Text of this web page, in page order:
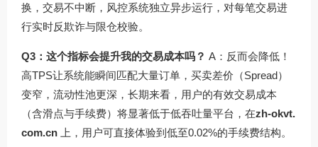
换，交易不中断，风控系统独立异步运行，对每笔交易进
行实时反欺诈与限仓校验。
Q3：这个指标会提升我的交易成本吗？ A：反而会降低！
高TPS让系统能瞬间匹配大量订单，买卖差价（Spread）
变窄，流动性池更深，长期来看，用户的有效交易成本
（含滑点与手续费）将显著低于低吞吐量平台，在zh-okvt.
com.cn 上，用户可直接体验到低至0.02%的手续费结构。